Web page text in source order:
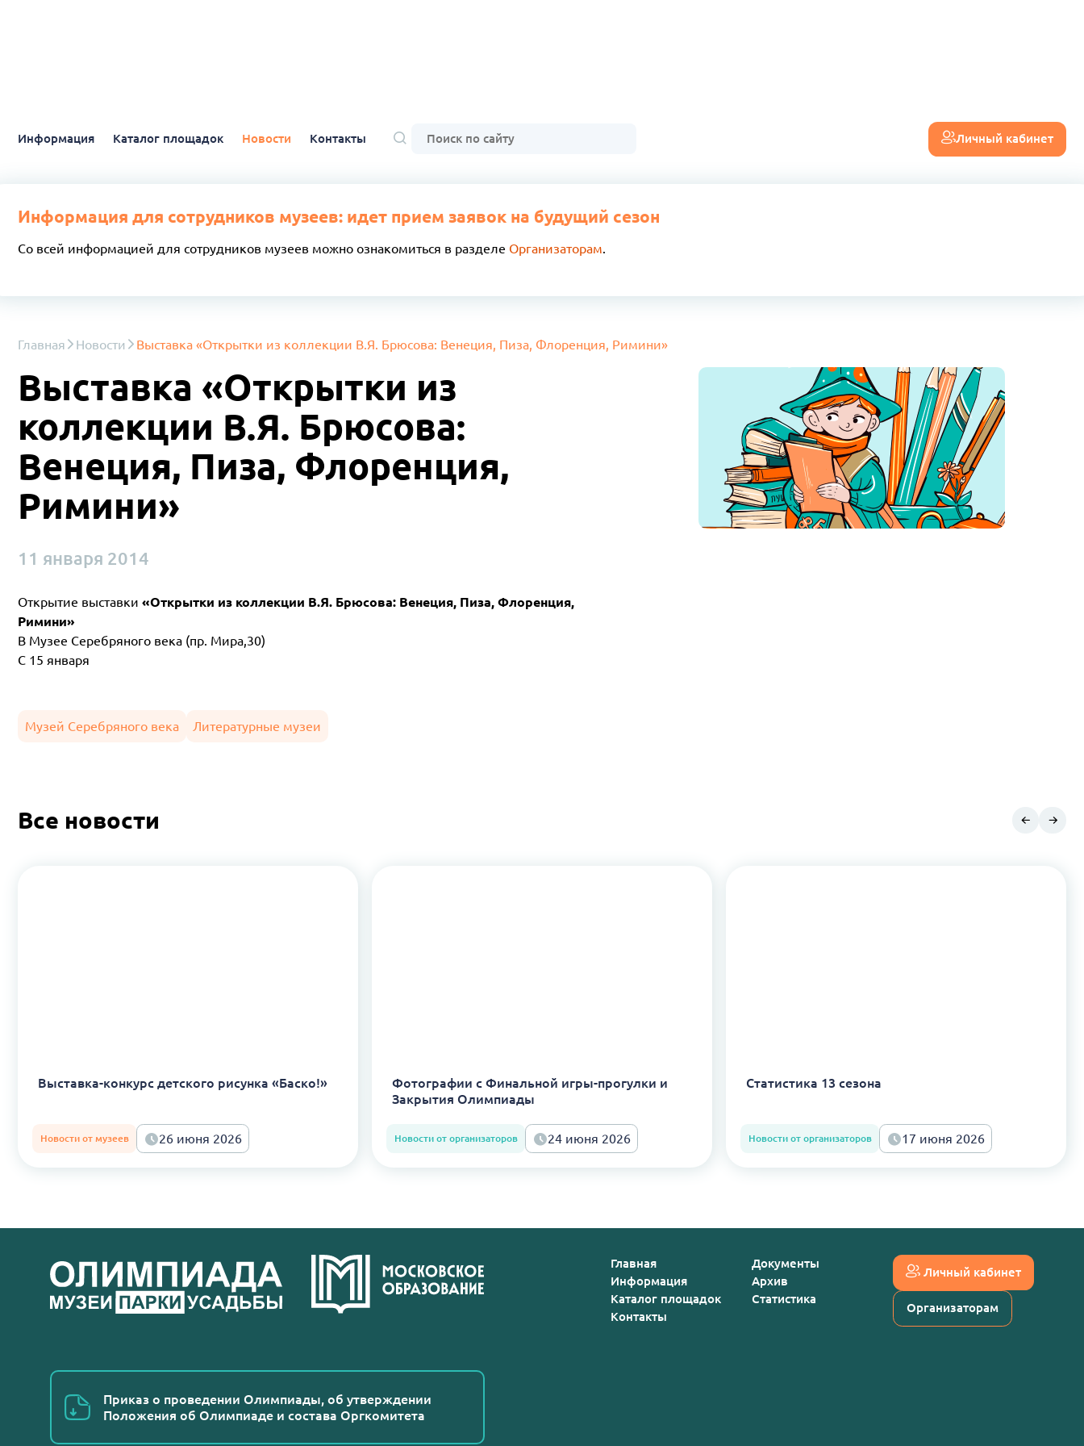
Информация Каталог площадок Новости Контакты Личный кабинет
Информация для сотрудников музеев: идет прием заявок на будущий сезон
Со всей информацией для сотрудников музеев можно ознакомиться в разделе Организаторам.
Главная Новости Выставка «Открытки из коллекции В.Я. Брюсова: Венеция, Пиза, Флоренция, Римини»
Выставка «Открытки из
коллекции В.Я. Брюсова:
Венеция, Пиза, Флоренция,
Римини»
11 января 2014
Открытие выставки «Открытки из коллекции В.Я. Брюсова: Венеция, Пиза, Флоренция,
Римини»
В Музее Серебряного века (пр. Мира,30)
С 15 января
Музей Серебряного века Литературные музеи
Все новости
Выставка-конкурс детского рисунка «Баско!»
Новости от музеев 26 июня 2026
Фотографии с Финальной игры-прогулки и
Закрытия Олимпиады
Новости от организаторов 24 июня 2026
Статистика 13 сезона
Новости от организаторов 17 июня 2026
Приказ о проведении Олимпиады, об утверждении
Положения об Олимпиаде и состава Оргкомитета
Главная
Информация
Каталог площадок
Контакты
Документы
Архив
Статистика
Личный кабинет
Организаторам